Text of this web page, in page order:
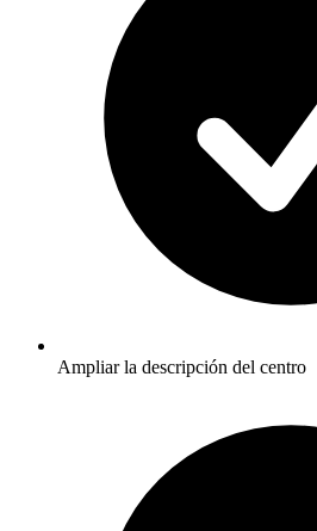
Ampliar la descripción del centro